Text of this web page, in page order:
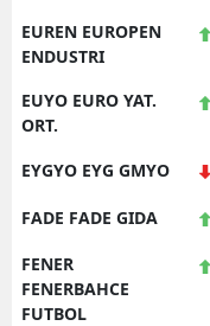
EUREN EUROPEN
ENDUSTRI
EUYO EURO YAT.
ORT.
EYGYO EYG GMYO
FADE FADE GIDA
FENER
FENERBAHCE
FUTBOL